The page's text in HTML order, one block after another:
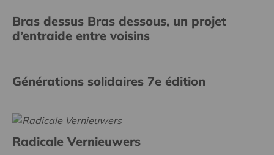
Bras dessus Bras dessous, un projet
d’entraide entre voisins
Générations solidaires 7e édition
Radicale Vernieuwers